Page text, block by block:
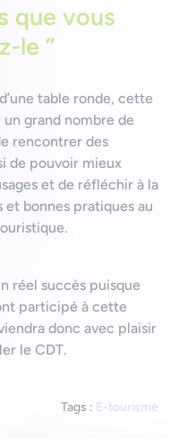
que vous
le ”
table ronde, cette
un grand nombre de
rencontrer des
de pouvoir mieux
et de réfléchir à la
et bonnes pratiques au
réel succès puisque
participé à cette
donc avec plaisir
le CDT.
Tags : E-tourisme